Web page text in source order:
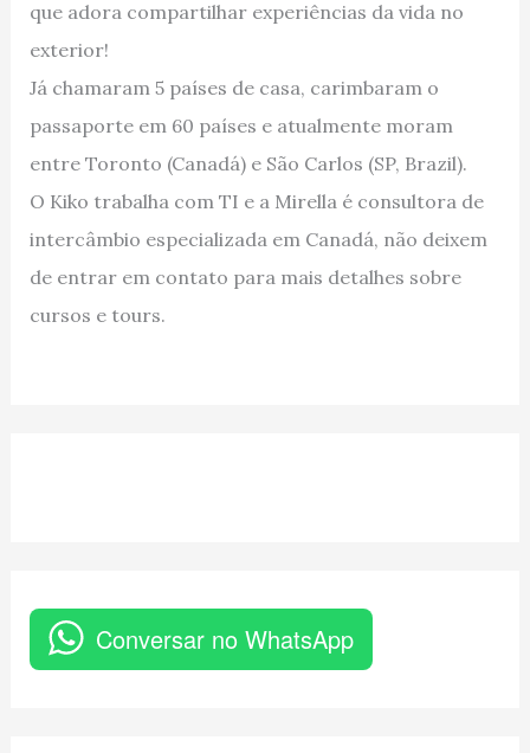
que adora compartilhar experiências da vida no
exterior!
Já chamaram 5 países de casa, carimbaram o
passaporte em 60 países e atualmente moram
entre Toronto (Canadá) e São Carlos (SP, Brazil).
O Kiko trabalha com TI e a Mirella é consultora de
intercâmbio especializada em Canadá, não deixem
de entrar em contato para mais detalhes sobre
cursos e tours.
Conversar no WhatsApp